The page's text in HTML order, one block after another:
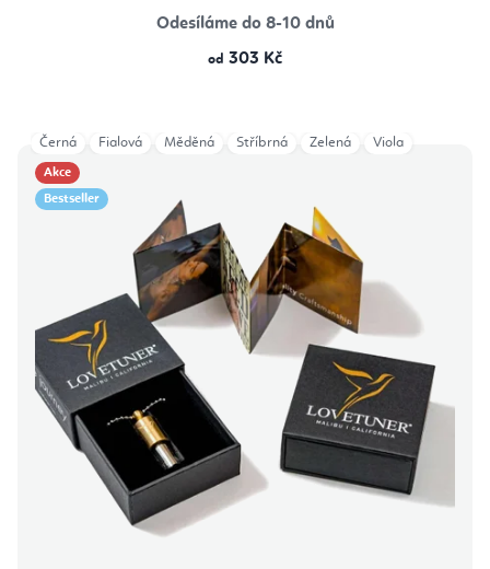
Odesíláme do 8-10 dnů
od 303 Kč
Akce
Bestseller
Černá Fialová Měděná Stříbrná Zelená Viola